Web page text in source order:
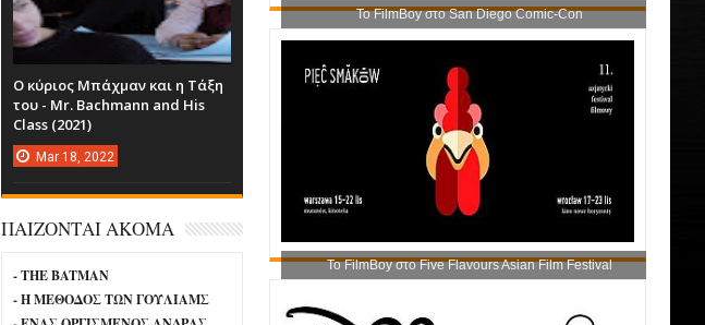
Το FilmBoy στο San Diego Comic-Con
Το FilmBoy στο Five Flavours Asian Film Festival
Ο κύριος Μπάχμαν και η Τάξη
του - Mr. Bachmann and His
Class (2021)
Mar 18, 2022
ΠΑΙΖΟΝΤΑΙ ΑΚΟΜΑ
- THE BATMAN
- Η ΜΕΘΟΔΟΣ ΤΩΝ ΓΟΥΛΙΑΜΣ